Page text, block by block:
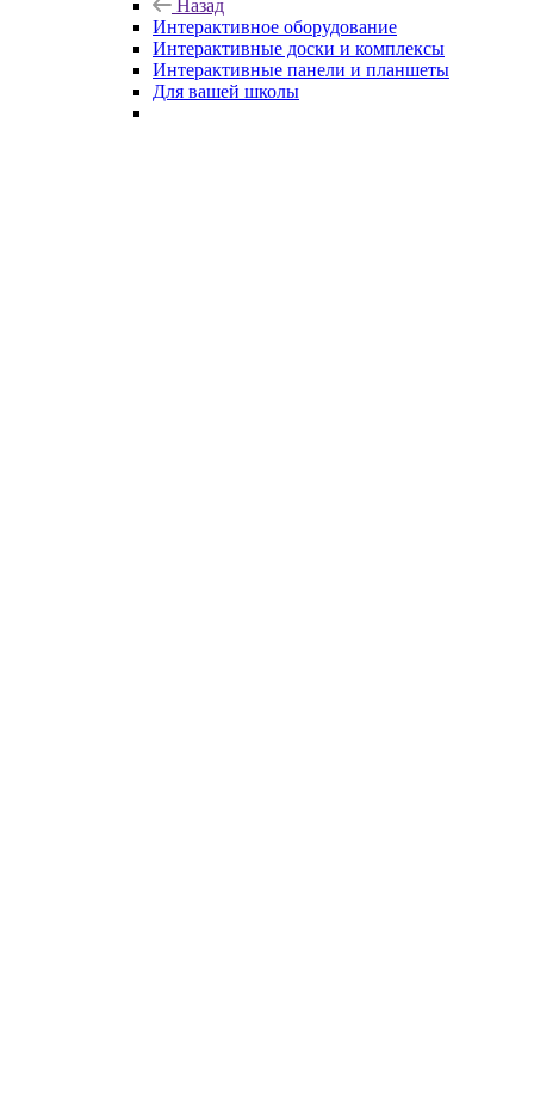
Назад
Интерактивное оборудование
Интерактивные доски и комплексы
Интерактивные панели и планшеты
Для вашей школы